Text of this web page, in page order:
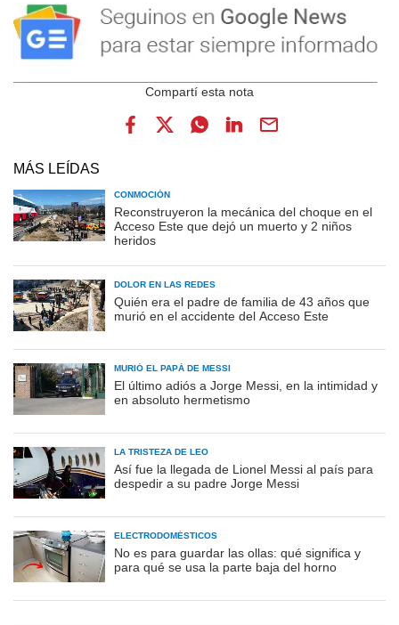
MÁS LEÍDAS
CONMOCIÓN
Reconstruyeron la mecánica del choque en el
Acceso Este que dejó un muerto y 2 niños
heridos
DOLOR EN LAS REDES
Quién era el padre de familia de 43 años que
murió en el accidente del Acceso Este
MURIÓ EL PAPÁ DE MESSI
El último adiós a Jorge Messi, en la intimidad y
en absoluto hermetismo
LA TRISTEZA DE LEO
Así fue la llegada de Lionel Messi al país para
despedir a su padre Jorge Messi
ELECTRODOMÉSTICOS
No es para guardar las ollas: qué significa y
para qué se usa la parte baja del horno